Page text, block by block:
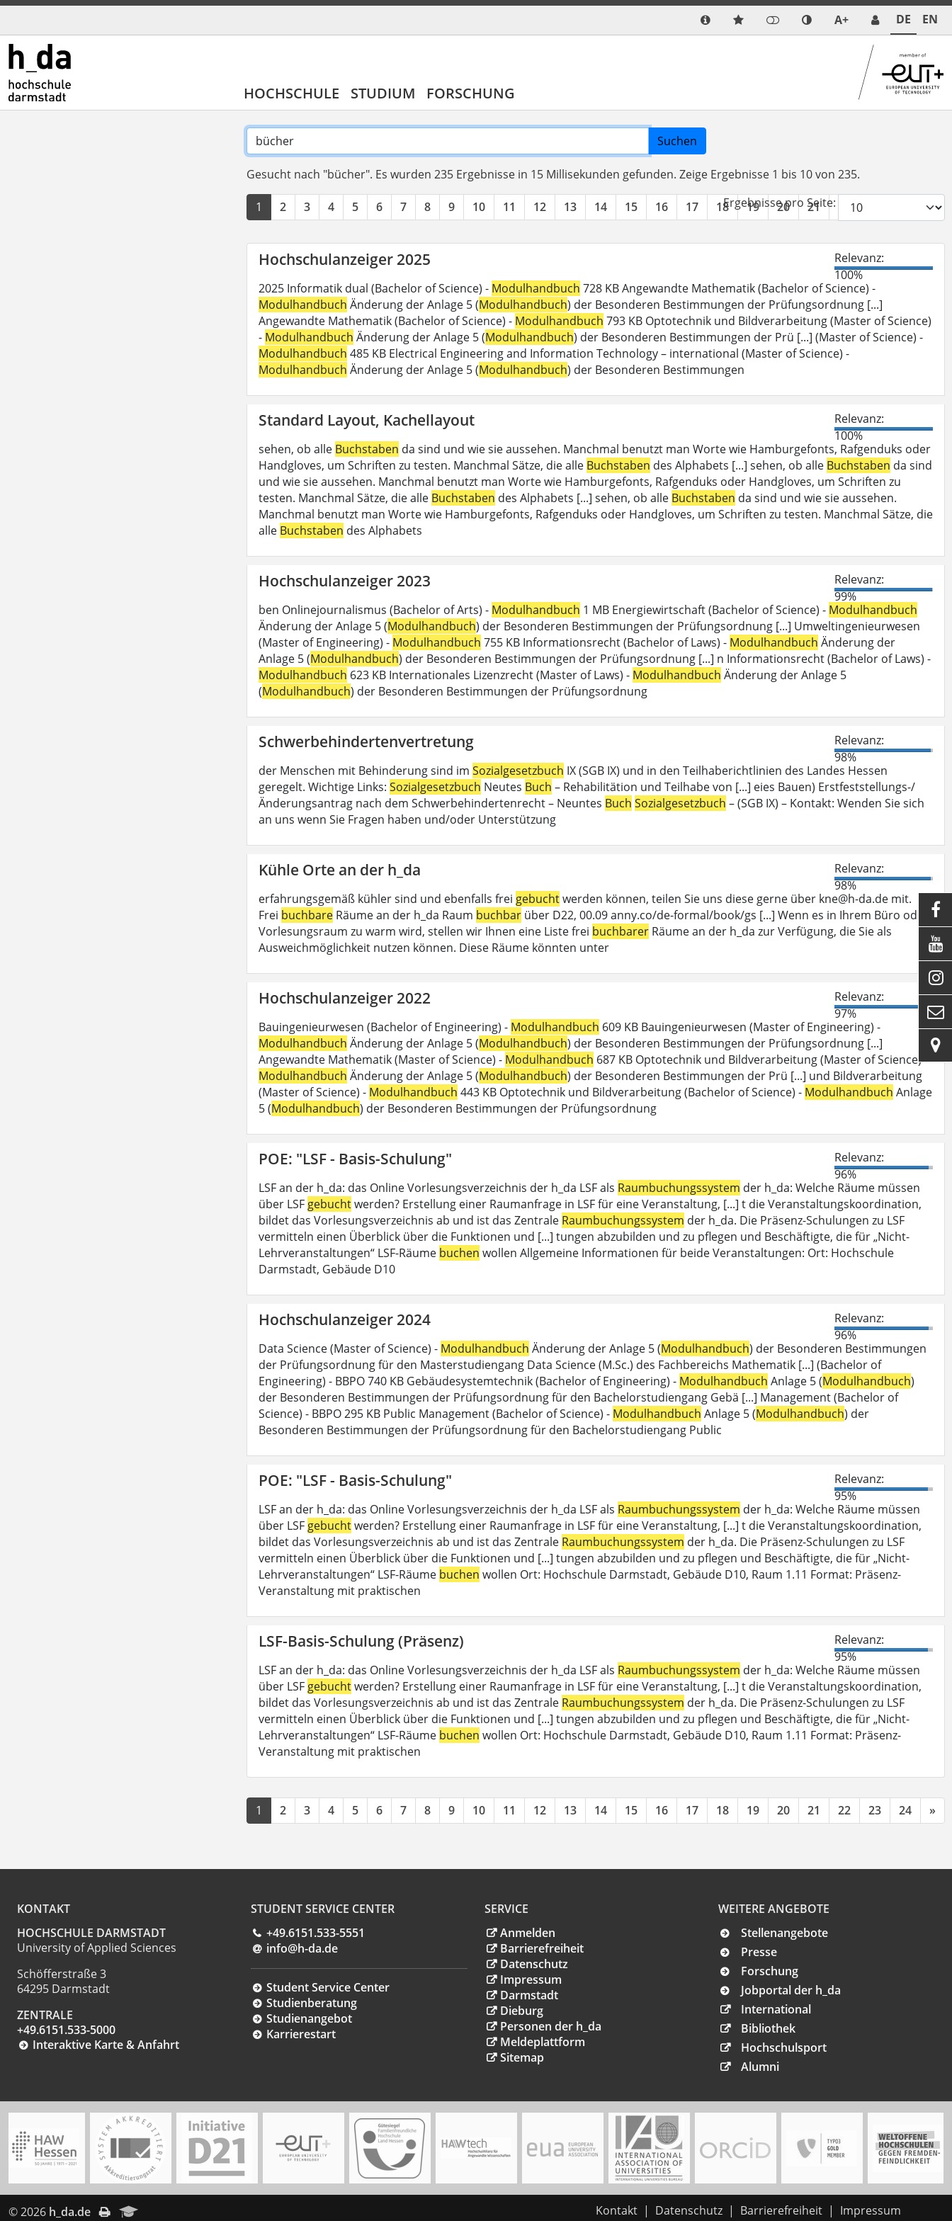
A+ DE EN
HOCHSCHULE STUDIUM FORSCHUNG
Suchen
Gesucht nach "bücher". Es wurden 235 Ergebnisse in 15 Millisekunden gefunden. Zeige Ergebnisse 1 bis 10 von 235.
1 2 3 4 5 6 7 8 9 10 11 12 13 14 15 16 17 18 19 20 21 »
Ergebnisse pro Seite:
Hochschulanzeiger 2025
Relevanz:
100%
2025 Informatik dual (Bachelor of Science) - Modulhandbuch 728 KB Angewandte Mathematik (Bachelor of Science) -
Modulhandbuch Änderung der Anlage 5 (Modulhandbuch) der Besonderen Bestimmungen der Prüfungsordnung [...]
Angewandte Mathematik (Bachelor of Science) - Modulhandbuch 793 KB Optotechnik und Bildverarbeitung (Master of Science)
- Modulhandbuch Änderung der Anlage 5 (Modulhandbuch) der Besonderen Bestimmungen der Prü [...] (Master of Science) -
Modulhandbuch 485 KB Electrical Engineering and Information Technology – international (Master of Science) -
Modulhandbuch Änderung der Anlage 5 (Modulhandbuch) der Besonderen Bestimmungen
Standard Layout, Kachellayout
Relevanz:
100%
sehen, ob alle Buchstaben da sind und wie sie aussehen. Manchmal benutzt man Worte wie Hamburgefonts, Rafgenduks oder
Handgloves, um Schriften zu testen. Manchmal Sätze, die alle Buchstaben des Alphabets [...] sehen, ob alle Buchstaben da sind
und wie sie aussehen. Manchmal benutzt man Worte wie Hamburgefonts, Rafgenduks oder Handgloves, um Schriften zu
testen. Manchmal Sätze, die alle Buchstaben des Alphabets [...] sehen, ob alle Buchstaben da sind und wie sie aussehen.
Manchmal benutzt man Worte wie Hamburgefonts, Rafgenduks oder Handgloves, um Schriften zu testen. Manchmal Sätze, die
alle Buchstaben des Alphabets
Hochschulanzeiger 2023
Relevanz:
99%
ben Onlinejournalismus (Bachelor of Arts) - Modulhandbuch 1 MB Energiewirtschaft (Bachelor of Science) - Modulhandbuch
Änderung der Anlage 5 (Modulhandbuch) der Besonderen Bestimmungen der Prüfungsordnung [...] Umweltingenieurwesen
(Master of Engineering) - Modulhandbuch 755 KB Informationsrecht (Bachelor of Laws) - Modulhandbuch Änderung der
Anlage 5 (Modulhandbuch) der Besonderen Bestimmungen der Prüfungsordnung [...] n Informationsrecht (Bachelor of Laws) -
Modulhandbuch 623 KB Internationales Lizenzrecht (Master of Laws) - Modulhandbuch Änderung der Anlage 5
(Modulhandbuch) der Besonderen Bestimmungen der Prüfungsordnung
Schwerbehindertenvertretung
Relevanz:
98%
der Menschen mit Behinderung sind im Sozialgesetzbuch IX (SGB IX) und in den Teilhaberichtlinien des Landes Hessen
geregelt. Wichtige Links: Sozialgesetzbuch Neutes Buch – Rehabilitätion und Teilhabe von [...] eies Bauen) Erstfeststellungs-/
Änderungsantrag nach dem Schwerbehindertenrecht – Neuntes Buch Sozialgesetzbuch – (SGB IX) – Kontakt: Wenden Sie sich
an uns wenn Sie Fragen haben und/oder Unterstützung
Kühle Orte an der h_da
Relevanz:
98%
erfahrungsgemäß kühler sind und ebenfalls frei gebuchtwerden können, teilen Sie uns diese gerne über kne@h-da.de mit.
Frei buchbare Räume an der h_da Raum buchbar über D22, 00.09 anny.co/de-formal/book/gs [...] Wenn es in Ihrem Büro oder
Vorlesungsraum zu warm wird, stellen wir Ihnen eine Liste frei buchbarer Räume an der h_da zur Verfügung, die Sie als
Ausweichmöglichkeit nutzen können. Diese Räume könnten unter
Hochschulanzeiger 2022
Relevanz:
97%
Bauingenieurwesen (Bachelor of Engineering) - Modulhandbuch 609 KB Bauingenieurwesen (Master of Engineering) -
Modulhandbuch Änderung der Anlage 5 (Modulhandbuch) der Besonderen Bestimmungen der Prüfungsordnung [...]
Angewandte Mathematik (Master of Science) - Modulhandbuch 687 KB Optotechnik und Bildverarbeitung (Master of Science) -
Modulhandbuch Änderung der Anlage 5 (Modulhandbuch) der Besonderen Bestimmungen der Prü [...] und Bildverarbeitung
(Master of Science) - Modulhandbuch 443 KB Optotechnik und Bildverarbeitung (Bachelor of Science) - Modulhandbuch Anlage
5 (Modulhandbuch) der Besonderen Bestimmungen der Prüfungsordnung
POE: "LSF - Basis-Schulung"
Relevanz:
96%
LSF an der h_da: das Online Vorlesungsverzeichnis der h_da LSF als Raumbuchungssystem der h_da: Welche Räume müssen
über LSF gebuchtwerden? Erstellung einer Raumanfrage in LSF für eine Veranstaltung, [...] t die Veranstaltungskoordination,
bildet das Vorlesungsverzeichnis ab und ist das Zentrale Raumbuchungssystem der h_da. Die Präsenz-Schulungen zu LSF
vermitteln einen Überblick über die Funktionen und [...] tungen abzubilden und zu pflegen und Beschäftigte, die für „Nicht-
Lehrveranstaltungen“ LSF-Räume buchen wollen Allgemeine Informationen für beide Veranstaltungen: Ort: Hochschule
Darmstadt, Gebäude D10
Hochschulanzeiger 2024
Relevanz:
96%
Data Science (Master of Science) - Modulhandbuch Änderung der Anlage 5 (Modulhandbuch) der Besonderen Bestimmungen
der Prüfungsordnung für den Masterstudiengang Data Science (M.Sc.) des Fachbereichs Mathematik [...] (Bachelor of
Engineering) - BBPO 740 KB Gebäudesystemtechnik (Bachelor of Engineering) - Modulhandbuch Anlage 5 (Modulhandbuch)
der Besonderen Bestimmungen der Prüfungsordnung für den Bachelorstudiengang Gebä [...] Management (Bachelor of
Science) - BBPO 295 KB Public Management (Bachelor of Science) - Modulhandbuch Anlage 5 (Modulhandbuch) der
Besonderen Bestimmungen der Prüfungsordnung für den Bachelorstudiengang Public
POE: "LSF - Basis-Schulung"
Relevanz:
95%
LSF an der h_da: das Online Vorlesungsverzeichnis der h_da LSF als Raumbuchungssystem der h_da: Welche Räume müssen
über LSF gebuchtwerden? Erstellung einer Raumanfrage in LSF für eine Veranstaltung, [...] t die Veranstaltungskoordination,
bildet das Vorlesungsverzeichnis ab und ist das Zentrale Raumbuchungssystem der h_da. Die Präsenz-Schulungen zu LSF
vermitteln einen Überblick über die Funktionen und [...] tungen abzubilden und zu pflegen und Beschäftigte, die für „Nicht-
Lehrveranstaltungen“ LSF-Räume buchen wollen Ort: Hochschule Darmstadt, Gebäude D10, Raum 1.11 Format: Präsenz-
Veranstaltung mit praktischen
LSF-Basis-Schulung (Präsenz)
Relevanz:
95%
LSF an der h_da: das Online Vorlesungsverzeichnis der h_da LSF als Raumbuchungssystem der h_da: Welche Räume müssen
über LSF gebuchtwerden? Erstellung einer Raumanfrage in LSF für eine Veranstaltung, [...] t die Veranstaltungskoordination,
bildet das Vorlesungsverzeichnis ab und ist das Zentrale Raumbuchungssystem der h_da. Die Präsenz-Schulungen zu LSF
vermitteln einen Überblick über die Funktionen und [...] tungen abzubilden und zu pflegen und Beschäftigte, die für „Nicht-
Lehrveranstaltungen“ LSF-Räume buchen wollen Ort: Hochschule Darmstadt, Gebäude D10, Raum 1.11 Format: Präsenz-
Veranstaltung mit praktischen
1 2 3 4 5 6 7 8 9 10 11 12 13 14 15 16 17 18 19 20 21 22 23 24 »
KONTAKT
HOCHSCHULE DARMSTADT
University of Applied Sciences
Schöfferstraße 3
64295 Darmstadt
ZENTRALE
+49.6151.533-5000
Interaktive Karte & Anfahrt
STUDENT SERVICE CENTER
+49.6151.533-5551
info@h-da.de
Student Service Center
Studienberatung
Studienangebot
Karrierestart
SERVICE
Anmelden
Barrierefreiheit
Datenschutz
Impressum
Darmstadt
Dieburg
Personen der h_da
Meldeplattform
Sitemap
WEITERE ANGEBOTE
Stellenangebote
Presse
Forschung
Jobportal der h_da
International
Bibliothek
Hochschulsport
Alumni
© 2026 h_da.de  Kontakt Datenschutz Barrierefreiheit Impressum




